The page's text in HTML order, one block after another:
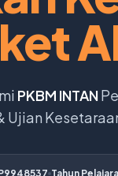
PKBM INTAN
Ujian
Tahun